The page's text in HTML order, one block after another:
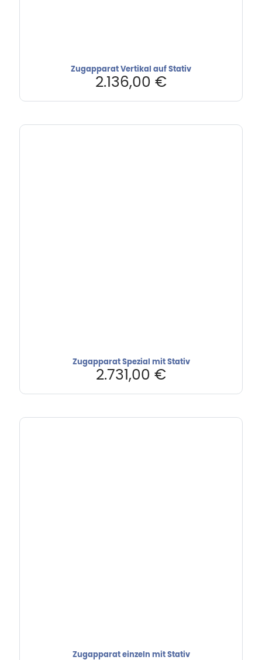
Zugapparat Vertikal auf Stativ
2.136,00 €
Zugapparat Spezial mit Stativ
2.731,00 €
Zugapparat einzeln mit Stativ